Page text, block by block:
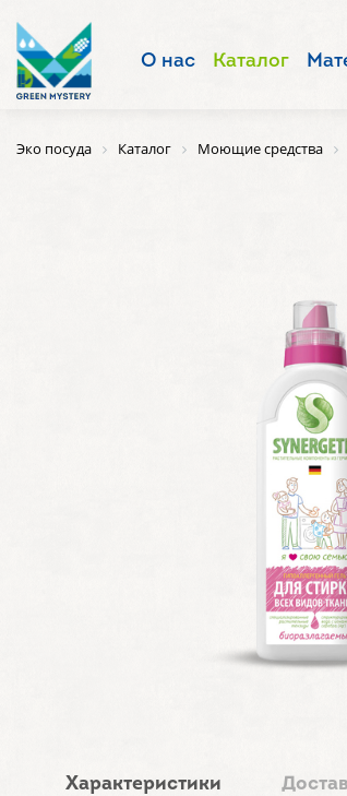
О нас Каталог
Эко посуда Каталог Моющие средства
Характеристики